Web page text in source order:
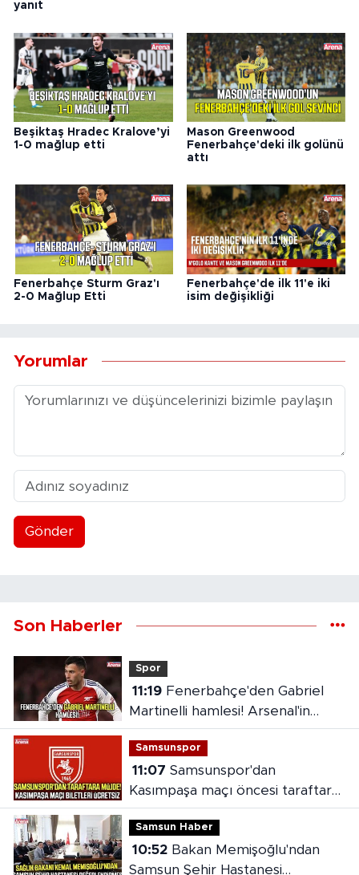
yanıt
Beşiktaş Hradec Kralove’yi
1-0 mağlup etti
Mason Greenwood
Fenerbahçe'deki ilk golünü
attı
Fenerbahçe Sturm Graz'ı
2-0 Mağlup Etti
Fenerbahçe'de ilk 11'e iki
isim değişikliği
Yorumlar
Gönder
Son Haberler
Spor
11:19Fenerbahçe'den Gabriel
Martinelli hamlesi! Arsenal'in
bonservis beklentisi ortaya çıktı
Samsunspor
11:07
Kasımpaşa maçı öncesi taraftara
jest
Samsun Haber
10:52Bakan Memişoğlu'ndan
Samsun Şehir Hastanesi